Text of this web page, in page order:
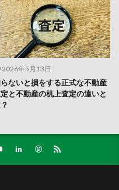
2026年5月13日
ないと損をする正式な不動産
と不動産の机上査定の違いと